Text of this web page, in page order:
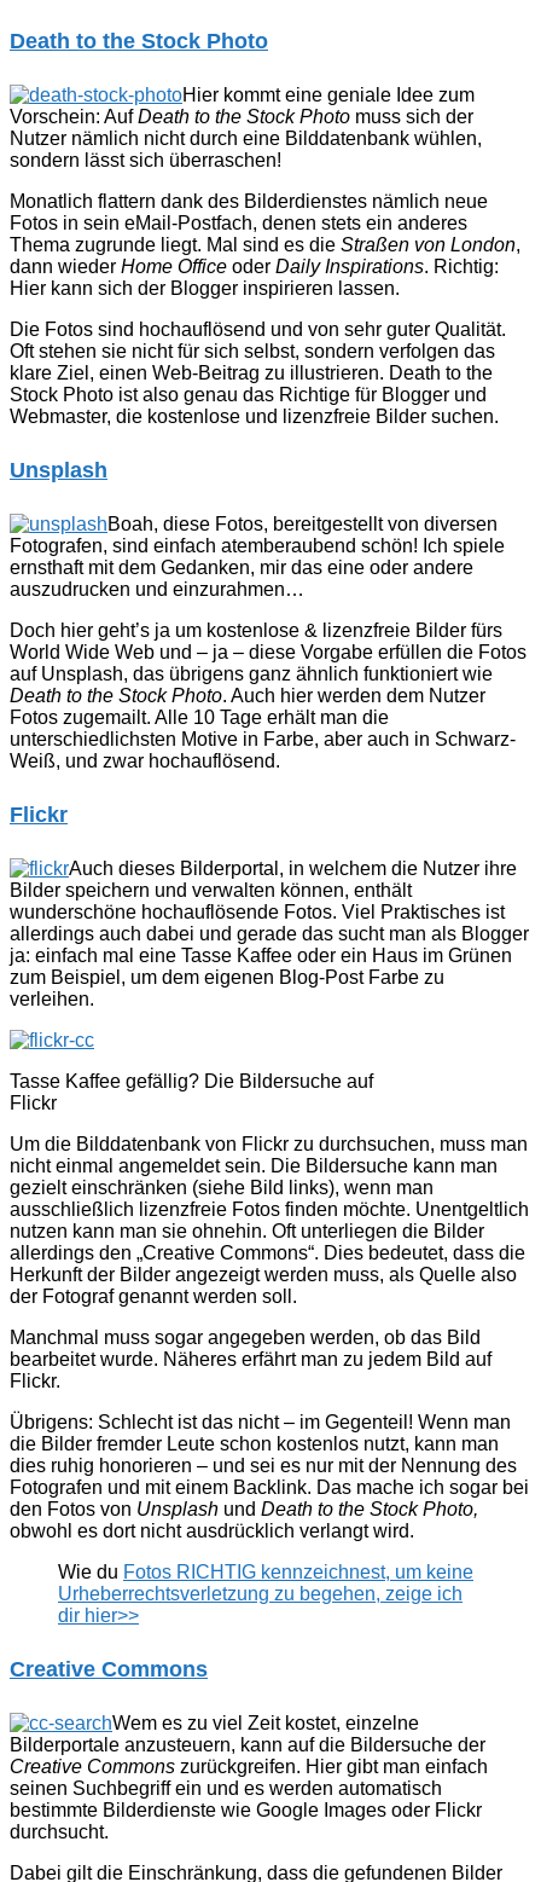
Death to the Stock Photo
Hier kommt eine geniale Idee zum
Vorschein: AufDeath to the Stock Photo muss sich der
Nutzer nämlich nicht durch eine Bilddatenbank wühlen,
sondern lässt sich überraschen!
Monatlich flattern dank des Bilderdienstes nämlich neue
Fotos in sein eMail-Postfach, denen stets ein anderes
Thema zugrunde liegt. Mal sind es die Straßen von London,
dann wieder Home Office oder Daily Inspirations. Richtig:
Hier kann sich der Blogger inspirieren lassen.
Die Fotos sind hochauflösend und von sehr guter Qualität.
Oft stehen sie nicht für sich selbst, sondern verfolgen das
klare Ziel, einen Web-Beitrag zu illustrieren. Death to the
Stock Photo ist also genau das Richtige für Blogger und
Webmaster, die kostenlose und lizenzfreie Bilder suchen.
Unsplash
Boah, diese Fotos, bereitgestellt von diversen
Fotografen, sind einfach atemberaubend schön! Ich spiele
ernsthaft mit dem Gedanken, mir das eine oder andere
auszudrucken und einzurahmen…
Doch hier geht’s ja um kostenlose & lizenzfreie Bilder fürs
World Wide Web und – ja – diese Vorgabe erfüllen die Fotos
auf Unsplash, das übrigens ganz ähnlich funktioniert wie
Death to the Stock Photo. Auch hier werden dem Nutzer
Fotos zugemailt. Alle 10 Tage erhält man die
unterschiedlichsten Motive in Farbe, aber auch in Schwarz-
Weiß, und zwar hochauflösend.
Flickr
Auch dieses Bilderportal, in welchem die Nutzer ihre
Bilder speichern und verwalten können, enthält
wunderschöne hochauflösende Fotos. Viel Praktisches ist
allerdings auch dabei und gerade das sucht man als Blogger
ja: einfach mal eine Tasse Kaffee oder ein Haus im Grünen
zum Beispiel, um dem eigenen Blog-Post Farbe zu
verleihen.
Tasse Kaffee gefällig? Die Bildersuche auf
Flickr
Um die Bilddatenbank von Flickr zu durchsuchen, muss man
nicht einmal angemeldet sein. Die Bildersuche kann man
gezielt einschränken (siehe Bild links), wenn man
ausschließlich lizenzfreie Fotos finden möchte. Unentgeltlich
nutzen kann man sie ohnehin. Oft unterliegen die Bilder
allerdings den „Creative Commons“. Dies bedeutet, dass die
Herkunft der Bilder angezeigt werden muss, als Quelle also
der Fotograf genannt werden soll.
Manchmal muss sogar angegeben werden, ob das Bild
bearbeitet wurde. Näheres erfährt man zu jedem Bild auf
Flickr.
Übrigens: Schlecht ist das nicht – im Gegenteil! Wenn man
die Bilder fremder Leute schon kostenlos nutzt, kann man
dies ruhig honorieren – und sei es nur mit der Nennung des
Fotografen und mit einem Backlink. Das mache ich sogar bei
den Fotos von Unsplash und Death to the Stock Photo,
obwohl es dort nicht ausdrücklich verlangt wird.
Wie du Fotos RICHTIG kennzeichnest, um keine
Urheberrechtsverletzung zu begehen, zeige ich
dir hier>>
Creative Commons
Wem es zu viel Zeit kostet, einzelne
Bilderportale anzusteuern, kann auf die Bildersuche der
Creative Commons zurückgreifen. Hier gibt man einfach
seinen Suchbegriff ein und es werden automatisch
bestimmte Bilderdienste wie Google Images oder Flickr
durchsucht.
Dabei gilt die Einschränkung, dass die gefundenen Bilder